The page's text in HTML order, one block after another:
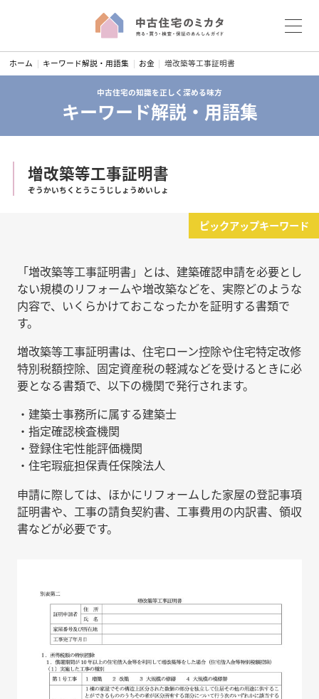
k
ホーム キーワード解説・用語集 お金 増改築等工事証明書
中古住宅の知識を正しく深める味方
キーワード解説・用語集
増改築等工事証明書
ぞうかいちくとうこうじしょうめいしょ
ピックアップキーワード
「増改築等工事証明書」とは、建築確認申請を必要とし
ない規模のリフォームや増改築などを、実際どのような
内容で、いくらかけておこなったかを証明する書類で
す。
増改築等工事証明書は、住宅ローン控除や住宅特定改修
特別税額控除、固定資産税の軽減などを受けるときに必
要となる書類で、以下の機関で発行されます。
・建築士事務所に属する建築士
・指定確認検査機関
・登録住宅性能評価機関
・住宅瑕疵担保責任保険法人
申請に際しては、ほかにリフォームした家屋の登記事項
証明書や、工事の請負契約書、工事費用の内訳書、領収
書などが必要です。